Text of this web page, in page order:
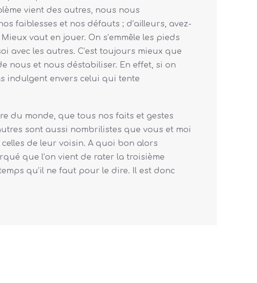
vient des autres, nous nous
faiblesses et nos défauts ; d’ailleurs, avez-
vaut en jouer. On s’emmêle les pieds
avec les autres. C’est toujours mieux que
nous et nous déstabiliser. En effet, si on
indulgent envers celui qui tente
du monde, que tous nos faits et gestes
sont aussi nombrilistes que vous et moi
de leur voisin. A quoi bon alors
que l’on vient de rater la troisième
qu’il ne faut pour le dire. Il est donc